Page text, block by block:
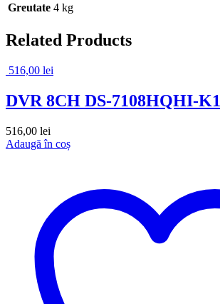
Greutate 4 kg
Related Products
516,00 lei
DVR 8CH DS-7108HQHI-K1
516,00 lei
Adaugă în coș